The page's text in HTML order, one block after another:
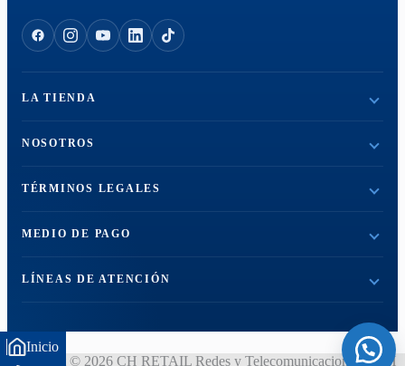
LA TIENDA
NOSOTROS
TÉRMINOS LEGALES
MEDIO DE PAGO
LÍNEAS DE ATENCIÓN
Copyright © 2026 CH RETAIL Redes y Telecomunicaciones - CH
Inicio